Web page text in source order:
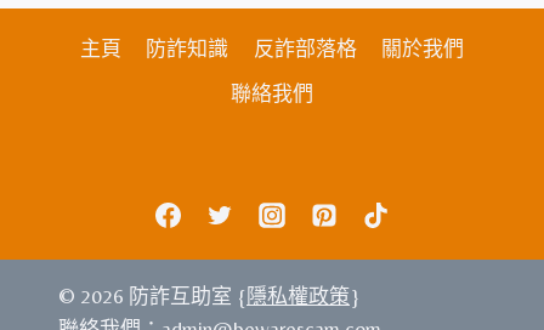
主頁 防詐知識 反詐部落格
關於我們
聯絡我們
© 2026 防詐互助室 { 隱私權政策}